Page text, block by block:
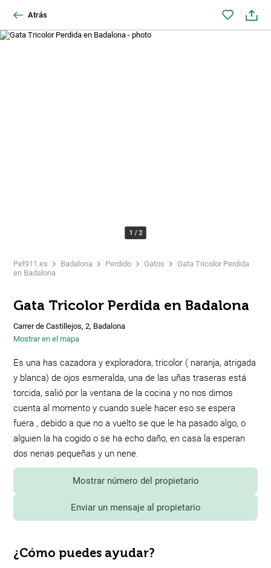
Atrás
1 /2
Pet911.es Badalona Perdido Gatos
Gata Tricolor Perdida
en Badalona
Gata Tricolor Perdida en Badalona
Carrer de Castillejos, 2, Badalona
Mostrar en el mapa
Es una has cazadora y exploradora, tricolor ( naranja, atrigada
y blanca) de ojos esmeralda, una de las uñas traseras está
torcida, salió por la ventana de la cocina y no nos dimos
cuenta al momento y cuando suele hacer eso se espera
fuera , debido a que no a vuelto se que le ha pasado algo, o
alguien la ha cogido o se ha echo daño, en casa la esperan
dos nenas pequeñas y un nene.
Mostrar número del propietario
Enviar un mensaje al propietario
¿Cómo puedes ayudar?